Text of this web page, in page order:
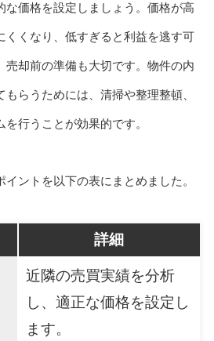
な価格を設定しましょう。価格が高
くくなり、低すぎると利益を逃す可
売却前の準備も大切です。物件の内
らうためには、清掃や整理整頓、
行うことが効果的です。
ントを以下の表にまとめました。
詳細
近隣の売買実績を分析
し、適正な価格を設定し
ます。